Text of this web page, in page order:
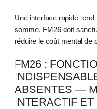
Une interface rapide
somme, FM26 doit
réduire le coût mental de
FM26 :
ABSENTES —
INTERACTIF